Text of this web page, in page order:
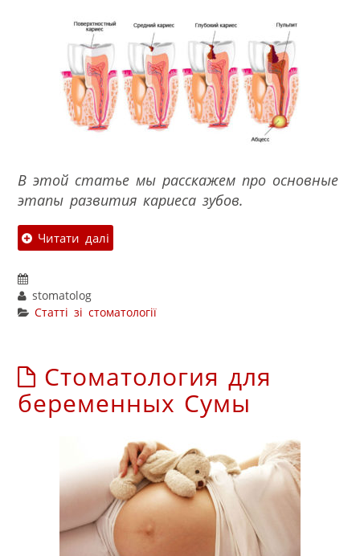
В этой статье мы расскажем про основные
этапы развития кариеса зубов.
Читати далі
stomatolog
Статті зі стоматології
Стоматология для
беременных Сумы